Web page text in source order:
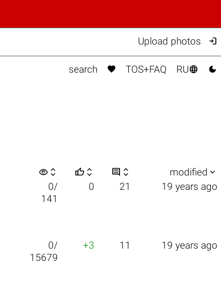
Upload photos 
search  TOS+FAQ RU 
visibility      modified 
0/
141
0 21 19 years ago
0/
15679
+3 11 19 years ago